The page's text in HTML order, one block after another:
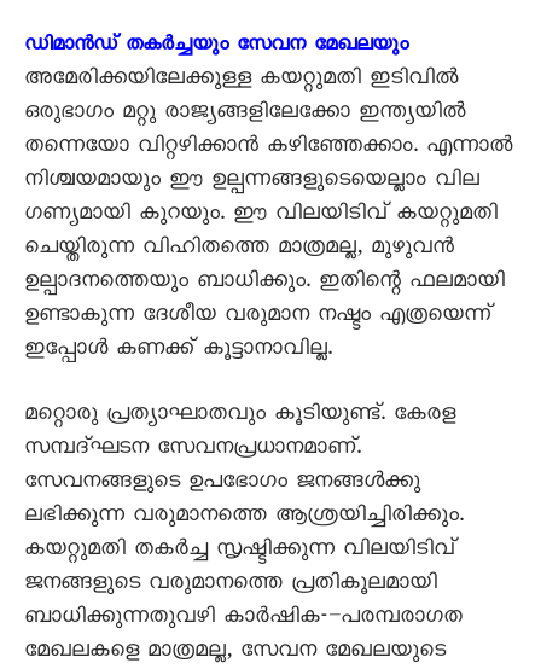
ഡിമാൻഡ് തകർച്ചയും സേവന മേഖലയും
അമേരിക്കയിലേക്കുള്ള കയറ്റുമതി ഇടിവിൽ
ഒരുഭാഗം മറ്റു രാജ്യങ്ങളിലേക്കോ ഇന്ത്യയിൽ
തന്നെയോ വിറ്റഴിക്കാൻ കഴിഞ്ഞേക്കാം. എന്നാൽ
നിശ്ചയമായും ഈ ഉല്പന്നങ്ങളുടെയെല്ലാം വില
ഗണ്യമായി കുറയും. ഈ വിലയിടിവ് കയറ്റുമതി
ചെയ്തിരുന്ന വിഹിതത്തെ മാത്രമല്ല, മുഴുവൻ
ഉല്പാദനത്തെയും ബാധിക്കും. ഇതിന്റെ ഫലമായി
ഉണ്ടാകുന്ന ദേശീയ വരുമാന നഷ്ടം എത്രയെന്ന്
ഇപ്പോൾ കണക്ക് കൂട്ടാനാവില്ല.
മറ്റൊരു പ്രത്യാഘാതവും കൂടിയുണ്ട്. കേരള
സമ്പദ്ഘടന സേവനപ്രധാനമാണ്.
സേവനങ്ങളുടെ ഉപഭോഗം ജനങ്ങൾക്കു
ലഭിക്കുന്ന വരുമാനത്തെ ആശ്രയിച്ചിരിക്കും.
കയറ്റുമതി തകർച്ച സൃഷ്ടിക്കുന്ന വിലയിടിവ്
ജനങ്ങളുടെ വരുമാനത്തെ പ്രതികൂലമായി
ബാധിക്കുന്നതുവഴി കാർഷിക-–പരമ്പരാഗത
മേഖലകളെ മാത്രമല്ല, സേവന മേഖലയുടെ